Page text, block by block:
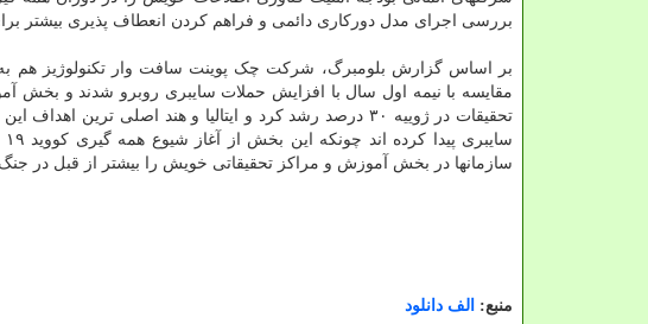
بررسی اجرای مدل دورکاری دائمی و فراهم کردن انعطاف پذیری بیشتر
بر اساس گزارش بلومبرگ، شرکت چک پوینت سافت وار تکنولوژیز هم به
مقایسه با نیمه اول سال با افزایش حملات سایبری روبرو شدند و
تحقیقات در ژوییه ۳۰ درصد رشد کرد و ایتالیا و هند اصلی
سازمانها در بخش آموزش و مراکز تحقیقاتی خویش را بیشتر از قبل در
منبع: الف دانلود